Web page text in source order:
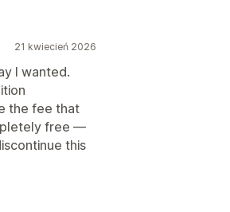
21 kwiecień 2026
I wanted.
the fee that
free —
this